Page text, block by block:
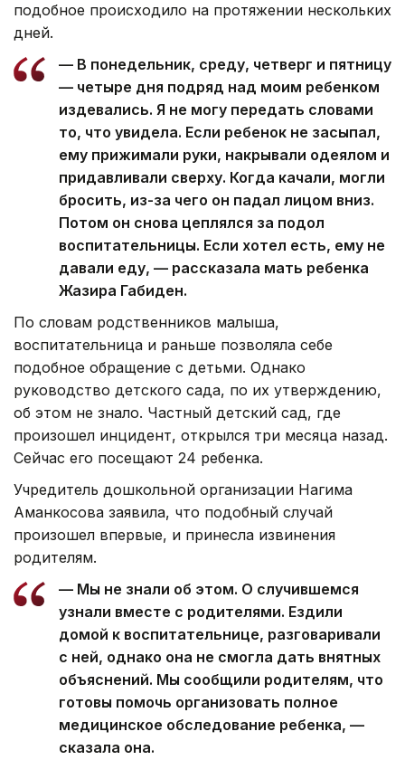
подобное происходило на протяжении нескольких
дней.
— В понедельник, среду, четверг и пятницу
— четыре дня подряд над моим ребенком
издевались. Я не могу передать словами
то, что увидела. Если ребенок не засыпал,
ему прижимали руки, накрывали одеялом и
придавливали сверху. Когда качали, могли
бросить, из-за чего он падал лицом вниз.
Потом он снова цеплялся за подол
воспитательницы. Если хотел есть, ему не
давали еду, — рассказала мать ребенка
Жазира Габиден.
По словам родственников малыша,
воспитательница и раньше позволяла себе
подобное обращение с детьми. Однако
руководство детского сада, по их утверждению,
об этом не знало. Частный детский сад, где
произошел инцидент, открылся три месяца назад.
Сейчас его посещают 24 ребенка.
Учредитель дошкольной организации Нагима
Аманкосова заявила, что подобный случай
произошел впервые, и принесла извинения
родителям.
— Мы не знали об этом. О случившемся
узнали вместе с родителями. Ездили
домой к воспитательнице, разговаривали
с ней, однако она не смогла дать внятных
объяснений. Мы сообщили родителям, что
готовы помочь организовать полное
медицинское обследование ребенка, —
сказала она.